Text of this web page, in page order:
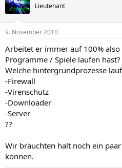
Lieutenant
9. November 2010
Arbeitet er immer auf 100%
Programme / Spiele laufen hast?
Welche hintergrundprozesse
-Firewall
-Virenschutz
-Downloader
-Server
??
Wir bräuchten halt noch ein
können.